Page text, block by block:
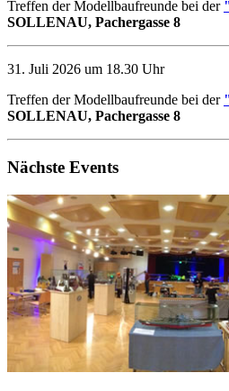
Treffen der Modellbaufreunde bei der
SOLLENAU, Pachergasse 8
31. Juli 2026 um 18.30 Uhr
Treffen der Modellbaufreunde bei der
SOLLENAU, Pachergasse 8
Nächste Events